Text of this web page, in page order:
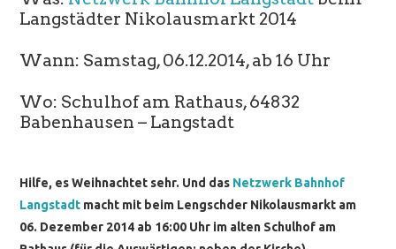
Langstädter Nikolausmarkt 2014
Wann: Samstag, 06.12.2014, ab 16 Uhr
Wo: Schulhof am Rathaus, 64832
Babenhausen – Langstadt
Hilfe, es Weihnachtet sehr. Und das Netzwerk Bahnhof
Langstadt macht mit beim Lengschder Nikolausmarkt am
06. Dezember 2014 ab 16:00 Uhr im alten Schulhof am